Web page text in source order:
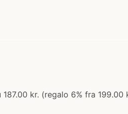
kr. (regalo 6% fra